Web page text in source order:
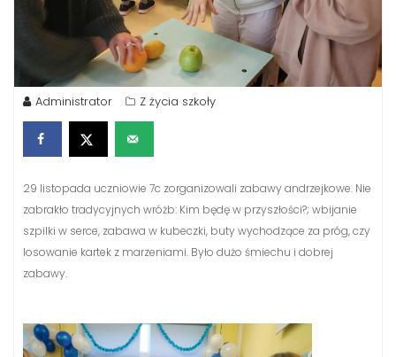
Administrator Z życia szkoły
29 listopada uczniowie 7c zorganizowali zabawy andrzejkowe. Nie
zabrakło tradycyjnych wróżb: Kim będę w przyszłości?; wbijanie
szpilki w serce, zabawa w kubeczki, buty wychodzące za próg, czy
losowanie kartek z marzeniami. Było dużo śmiechu i dobrej
zabawy.